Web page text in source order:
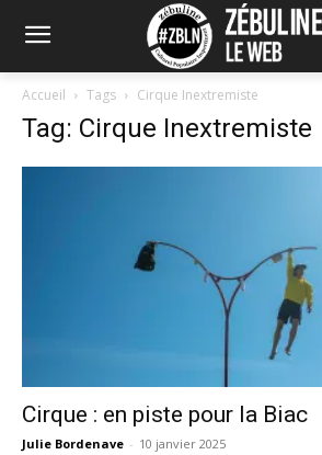
Accueil Tags Cirque Inextremiste
Tag: Cirque Inextremiste
Cirque : en piste pour la Biac
Julie Bordenave - 10 janvier 2025